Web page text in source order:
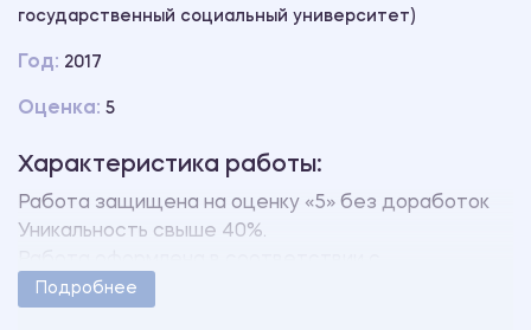
государственный социальный университет)
Год: 2017
Оценка: 5
Характеристика работы:
Работа защищена на оценку «5» без доработок
Уникальность свыше 40%.
методическими указаниями учебного заведения.
Подробнее